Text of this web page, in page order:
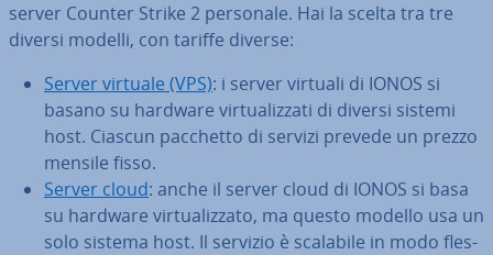
server Counter Strike 2 personale. Hai la scelta tra tre
diversi modelli, con tariffe diverse:
Server virtuale (VPS): i server virtuali di IONOS si
basano su hardware vir­tua­liz­za­ti di diversi sistemi
host. Ciascun pacchetto di servizi prevede un prezzo
mensile fisso.
Server cloud: anche il server cloud di IONOS si basa
su hardware vir­tua­liz­za­to, ma questo modello usa un
solo sistema host. Il servizio è scalabile in modo fles­